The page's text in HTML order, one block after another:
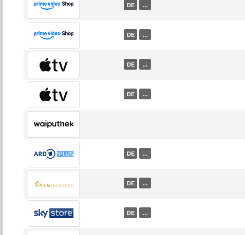
DE …
DE …
DE …
DE …
DE …
DE …
DE …